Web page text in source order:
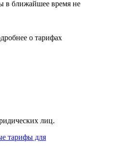
в ближайшее время не
о тарифах
лиц.
тарифы для